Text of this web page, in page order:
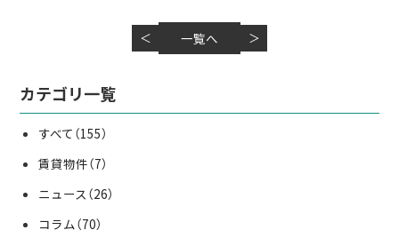
＜ 一覧へ ＞
カテゴリ一覧
すべて （155）
賃貸物件（7）
ニュース （26）
コラム （70）